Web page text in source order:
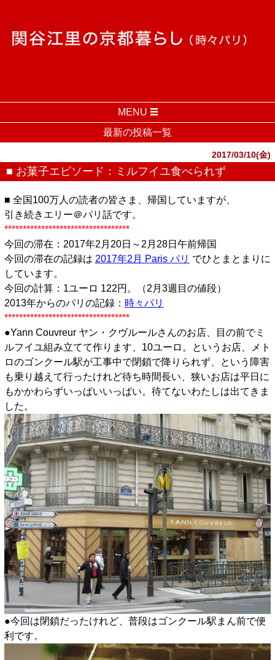
MENU
最新の投稿一覧
2017/03/10(金)
■ お菓子エピソード：ミルフイユ食べられず
■ 全国100万人の読者の皆さま、帰国していますが、
引き続きエリー＠パリ話です。
**********************************
今回の滞在：2017年2月20日～2月28日午前帰国
今回の滞在の記録は 2017年2月 Paris パリ でひとまとまりに
しています。
今回の計算：1ユーロ 122円。（2月3週目の値段）
2013年からのパリの記録： 時々パリ
**********************************
●Yann Couvreur ヤン・クヴルールさんのお店、目の前でミ
ルフイユ組み立てて作ります、10ユーロ。というお店、メト
ロのゴンクール駅が工事中で閉鎖で降りられず、という障害
も乗り越えて行ったけれど待ち時間長い、狭いお店は平日に
もかかわらずいっぱいいっぱい。待てないわたしは出てきま
した。
●今回は閉鎖だったけれど、普段はゴンクール駅まん前で便
利です。